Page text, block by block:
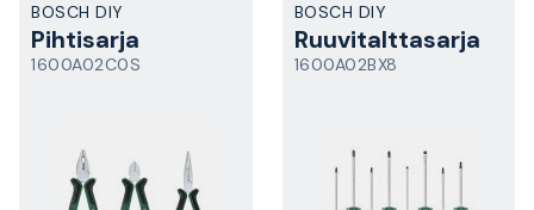
BOSCH DIY
Pihtisarja
1600A02C0S
BOSCH DIY
Ruuvitalttasarja
1600A02BX8